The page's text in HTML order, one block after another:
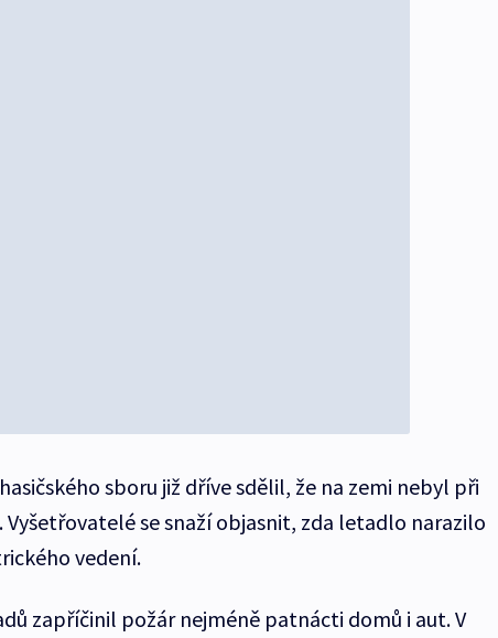
sboru již dříve sdělil, že na zemi nebyl při
Vyšetřovatelé se snaží objasnit, zda letadlo narazilo
vedení.
zapříčinil požár nejméně patnácti domů i aut. V